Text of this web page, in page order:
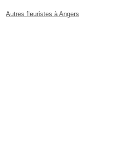
Autres fleuristes à Angers